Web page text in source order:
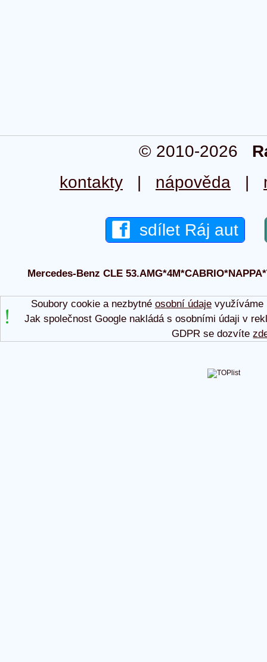
© 2010-2026
kontakty | nápověda |
sdílet Ráj aut
Mercedes-Benz CLE
Soubory cookie a nezbytné osobní údajevyužíváme
Jak společnost Google nakládá s osobními údaji v
GDPR se dozvíte